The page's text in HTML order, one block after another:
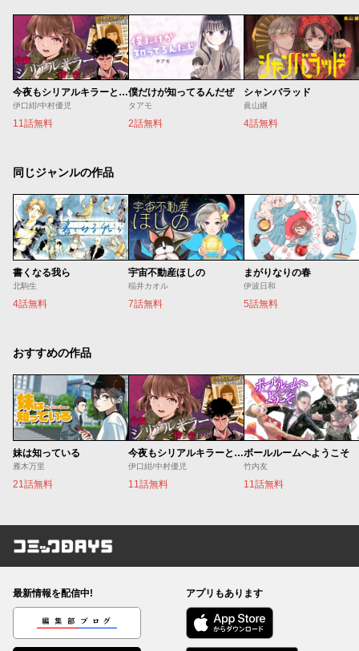
今夜もシリアルキラーと待ち合わせ
伊口紺/中村優児
11話無料
僕だけが知ってるんだぜ
タアモ
2話無料
シャンバラッド
眞山継
4話無料
同じジャンルの作品
書くなる我ら
北駒生
4話無料
宇宙不動産ほしの
稲井カオル
7話無料
まがりなりの春
伊波日和
5話無料
おすすめの作品
妹は知っている
雁木万里
21話無料
今夜もシリアルキラーと待ち合わせ
伊口紺/中村優児
11話無料
ボールルームへようこそ
竹内友
11話無料
コミックDAYS
最新情報を配信中!
編集部ブログ
アプリもあります